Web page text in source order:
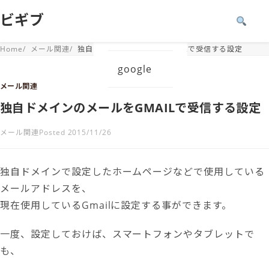
ビギブ
google
Home メール関連 独自ドメインのメールをGMAILで受信する設定
メール関連
独自ドメインのメールをGMAILで受信する設定
メール関連Posted 2015/11/26
独自ドメインで設定したホームページなどで使用している
メールアドレスを、
現在使用しているGmailに設定する事ができます。
一度、設定しておけば、スマートフォンやタブレットで
も、